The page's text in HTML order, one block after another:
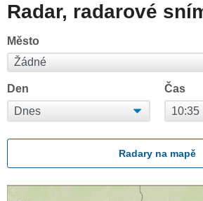
Radar, radarové
Město
Den Čas
Radary na mapě